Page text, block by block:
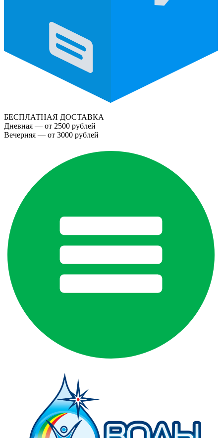
БЕСПЛАТНАЯ ДОСТАВКА
Дневная — от 2500 рублей
Вечерняя — от 3000 рублей